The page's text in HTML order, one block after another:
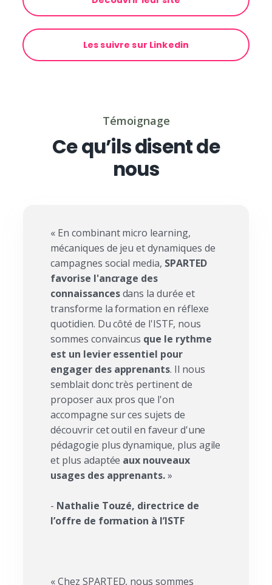
Les suivre sur Linkedin
Témoignage
Ce qu’ils disent de
nous
« En combinant micro learning,
mécaniques de jeu et dynamiques de
campagnes social media, SPARTED
favorise l'ancrage des
connaissancesdans la durée et
transforme la formation en réflexe
quotidien. Du côté de l'ISTF, nous
sommes convaincus que le rythme
est un levier essentiel pour
engager des apprenants. Il nous
semblait donc très pertinent de
proposer aux pros que l'on
accompagne sur ces sujets de
découvrir cet outil en faveur d'une
pédagogie plus dynamique, plus agile
et plus adaptée aux nouveaux
usages des apprenants.»
- Nathalie Touzé, directrice de
l’offre de formation à l’ISTF
« Chez SPARTED, nous sommes